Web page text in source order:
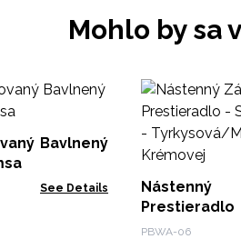
Mohlo by sa
Bavlnený
See Details
PBWA-06